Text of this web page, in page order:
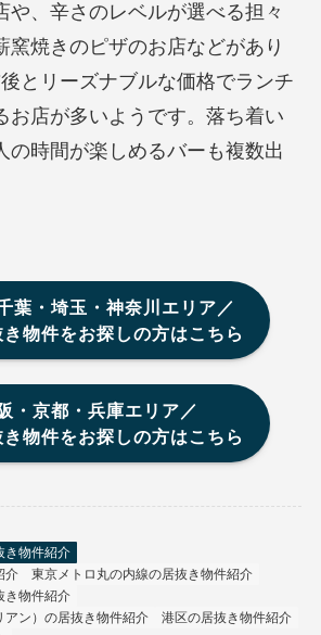
や、辛さのレベルが選べる担々
窯焼きのピザのお店などがあり
とリーズナブルな価格でランチ
お店が多いようです。落ち着い
の時間が楽しめるバーも複数出
葉・埼玉・神奈川エリア／
物件をお探しの方はこちら
・京都・兵庫エリア／
物件をお探しの方はこちら
き物件紹介
介
東京メトロ丸の内線の居抜き物件紹介
き物件紹介
ン）の居抜き物件紹介
港区の居抜き物件紹介